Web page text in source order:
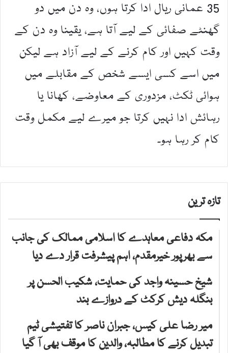
35 عمانی ریال ادا کرتا ہوں، وہ دن میں دو
گھنٹے صفائی کے لیے آتا ہے، یقینا وہ دن کے
وقت کہیں اور کام کرنے کے لیے آزاد ہے لیکن
میں اسے کسی ایسے شخص کے مقابلے میں
ہوائی ٹکٹ، مزدوری کے معاوضے، کھانا یا
رہائش ادا نہیں کرتا جو میرے لیے مکمل وقت
کام کر رہا ہو۔
تازہ ترین
مکہ دفاعی معاہدے کا اسلامی ممالک کی جانب
سے بھرپور خیرمقدم، اہم پیشرفت قرار دے دیا
شیخ حسینہ واجد کی حمایت، شکیب الحسن پر
بنگلہ دیش کرکٹ کے دروازے بند
میر رضا علی کیس، جبران ناصر کا تفتیشی ٹیم
تبدیل کرنے کا مطالبہ، والدین کا موقف بھی آ گیا